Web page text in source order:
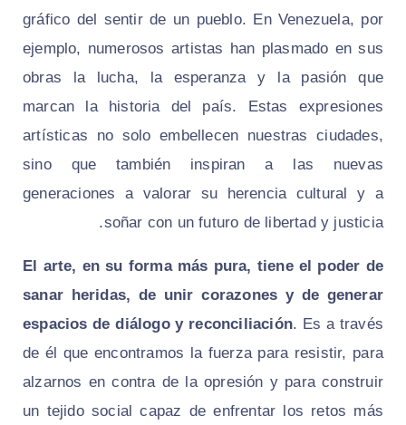
gráfico del sentir de un pueblo. En Venezuela, por
ejemplo, numerosos artistas han plasmado en sus
obras la lucha, la esperanza y la pasión que
marcan la historia del país. Estas expresiones
artísticas no solo embellecen nuestras ciudades,
sino que también inspiran a las nuevas
generaciones a valorar su herencia cultural y a
soñar con un futuro de libertad y justicia.
El arte, en su forma más pura, tiene el poder de
sanar heridas, de unir corazones y de generar
espacios de diálogo y reconciliación. Es a través
de él que encontramos la fuerza para resistir, para
alzarnos en contra de la opresión y para construir
un tejido social capaz de enfrentar los retos más